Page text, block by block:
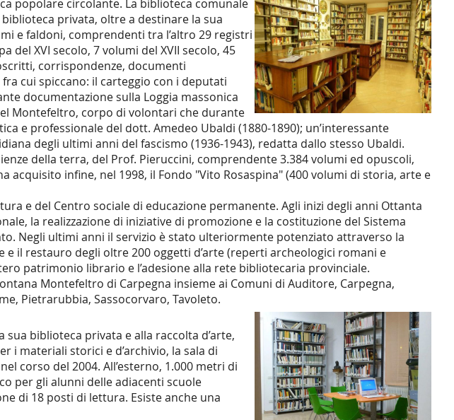
popolare circolante. La biblioteca comunale
privata, oltre a destinare la sua
e faldoni, comprendenti tra l’altro 29 registri
del XVI secolo, 7 volumi del XVII secolo, 45
corrispondenze, documenti
cui spiccano: il carteggio con i deputati
documentazione sulla Loggia massonica
Montefeltro, corpo di volontari che durante
e professionale del dott. Amedeo Ubaldi (1880-1890); un’interessante
degli ultimi anni del fascismo (1936-1943), redatta dallo stesso Ubaldi.
della terra, del Prof. Pieruccini, comprendente 3.384 volumi ed opuscoli,
acquisito infine, nel 1998, il Fondo "Vito Rosaspina" (400 volumi di storia, arte e
e del Centro sociale di educazione permanente. Agli inizi degli anni Ottanta
la realizzazione di iniziative di promozione e la costituzione del Sistema
Negli ultimi anni il servizio è stato ulteriormente potenziato attraverso la
e il restauro degli oltre 200 oggetti d’arte (reperti archeologici romani e
patrimonio librario e l’adesione alla rete bibliotecaria provinciale.
Montefeltro di Carpegna insieme ai Comuni di Auditore, Carpegna,
Pietrarubbia, Sassocorvaro, Tavoleto.
biblioteca privata e alla raccolta d’arte,
i materiali storici e d’archivio, la sala di
corso del 2004. All’esterno, 1.000 metri di
per gli alunni delle adiacenti scuole
di 18 posti di lettura. Esiste anche una